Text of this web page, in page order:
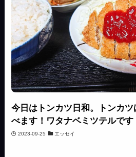
今日はトンカツ日和。トンカ
べます！ワタナベミツテルです
2023-09-25 エッセイ